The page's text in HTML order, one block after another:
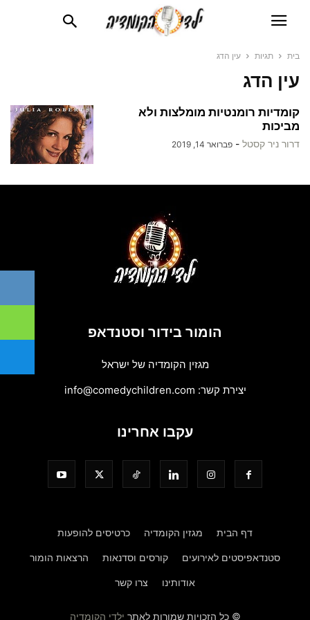
בית תגיות עין הדג
עין הדג
קומדיות רומנטיות מומלצות ולא
מביכות
דרור ניר קסטל - פברואר 14, 2019
הומור בידור וסטנדאפ
מגזין הקומדיה של ישראל
יצירת קשר: info@comedychildren.com
עקבו אחרינו
דף הבית מגזין הקומדיה כרטיסים להופעות
סטנדאפיסטים לאירועים קורסים וסדנאות הרצאות הומור
אודותינו צרו קשר
© כל הזכויות שמורות לאתר ילדי הקומדיה